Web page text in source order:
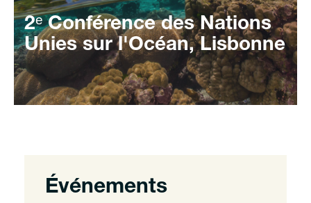
2ᵉ Conférence des Nations
Unies sur l'Océan, Lisbonne
Événements